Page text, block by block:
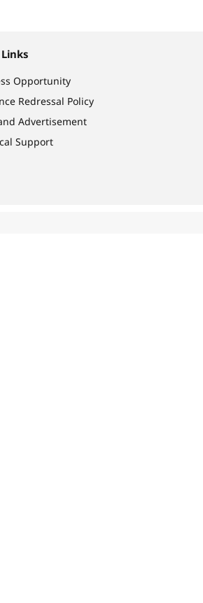
Opportunity
Redressal Policy
Advertisement
Support